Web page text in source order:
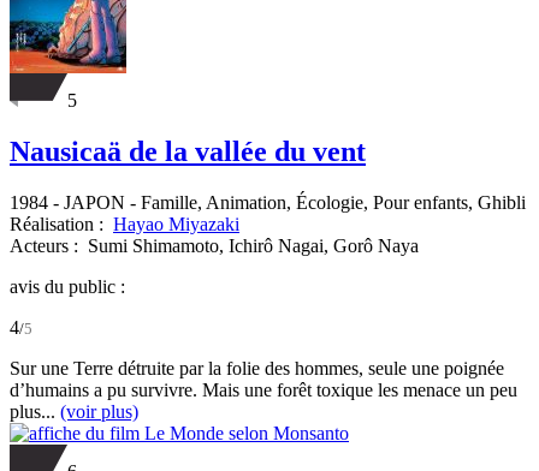
5
Nausicaä de la vallée du vent
1984 - JAPON - Famille, Animation, Écologie, Pour enfants, Ghibli
Réalisation : Hayao Miyazaki
Acteurs : Sumi Shimamoto, Ichirô Nagai, Gorô Naya
avis du public :
4/5
Sur une Terre détruite par la folie des hommes, seule une poignée
d’humains a pu survivre. Mais une forêt toxique les menace un peu
plus... (voir plus)